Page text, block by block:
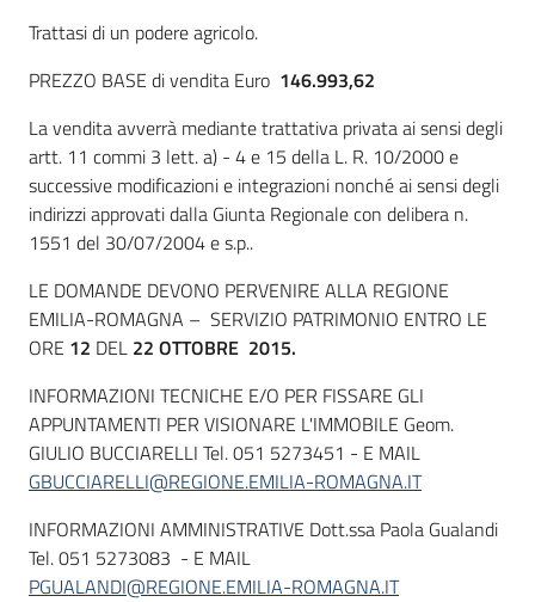
Trattasi di un podere agricolo.
PREZZO BASE di vendita Euro 146.993,62
La vendita avverrà mediante trattativa privata ai sensi degli
artt. 11 commi 3 lett. a) - 4 e 15 della L. R. 10/2000 e
successive modificazioni e integrazioni nonché ai sensi degli
indirizzi approvati dalla Giunta Regionale con delibera n.
1551 del 30/07/2004 e s.p..
LE DOMANDE DEVONO PERVENIRE ALLA REGIONE
EMILIA-ROMAGNA – SERVIZIO PATRIMONIO ENTRO LE
ORE 12 DEL 22 OTTOBRE 2015.
INFORMAZIONI TECNICHE E/O PER FISSARE GLI
APPUNTAMENTI PER VISIONARE L'IMMOBILE Geom.
GIULIO BUCCIARELLI Tel. 051 5273451 - E MAIL
GBUCCIARELLI@REGIONE.EMILIA-ROMAGNA.IT
INFORMAZIONI AMMINISTRATIVE Dott.ssa Paola Gualandi
Tel. 051 5273083 - E MAIL
PGUALANDI@REGIONE.EMILIA-ROMAGNA.IT